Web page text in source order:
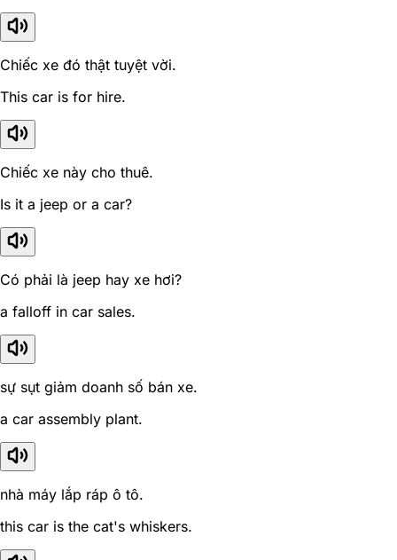
Chiếc xe đó thật tuyệt vời.
This car is for hire.
Chiếc xe này cho thuê.
Is it a jeep or a car?
Có phải là jeep hay xe hơi?
a falloff in car sales.
sự sụt giảm doanh số bán xe.
a car assembly plant.
nhà máy lắp ráp ô tô.
this car is the cat's whiskers.